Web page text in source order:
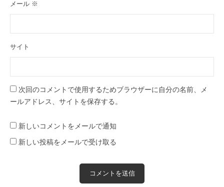
メール ※
サイト
次回のコメントで使用するためブラウザーに自分の名前、メ
ールアドレス、サイトを保存する。
新しいコメントをメールで通知
新しい投稿をメールで受け取る